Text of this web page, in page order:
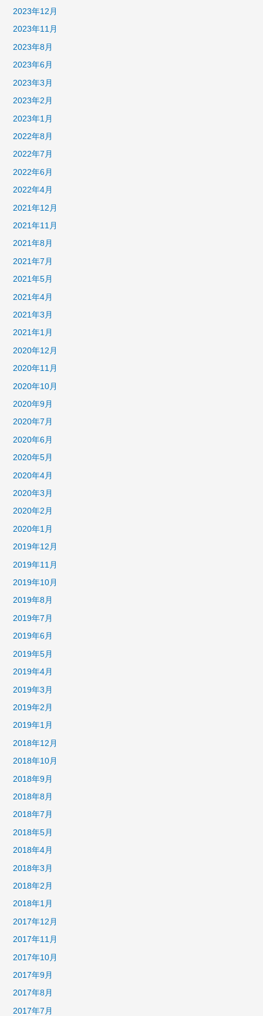
2023年12月
2023年11月
2023年8月
2023年6月
2023年3月
2023年2月
2023年1月
2022年8月
2022年7月
2022年6月
2022年4月
2021年12月
2021年11月
2021年8月
2021年7月
2021年5月
2021年4月
2021年3月
2021年1月
2020年12月
2020年11月
2020年10月
2020年9月
2020年7月
2020年6月
2020年5月
2020年4月
2020年3月
2020年2月
2020年1月
2019年12月
2019年11月
2019年10月
2019年8月
2019年7月
2019年6月
2019年5月
2019年4月
2019年3月
2019年2月
2019年1月
2018年12月
2018年10月
2018年9月
2018年8月
2018年7月
2018年5月
2018年4月
2018年3月
2018年2月
2018年1月
2017年12月
2017年11月
2017年10月
2017年9月
2017年8月
2017年7月